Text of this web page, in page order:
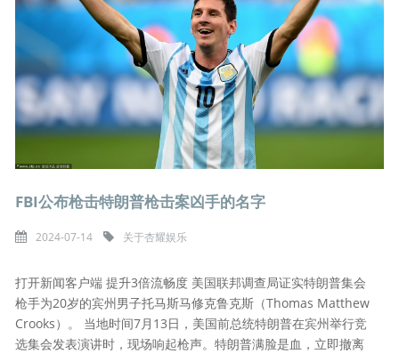
FBI公布枪击特朗普枪击案凶手的名字
2024-07-14 关于杏耀娱乐
打开新闻客户端 提升3倍流畅度 美国联邦调查局证实特朗普集会
枪手为20岁的宾州男子托马斯马修克鲁克斯（Thomas Matthew
Crooks）。 当地时间7月13日，美国前总统特朗普在宾州举行竞
选集会发表演讲时，现场响起枪声。特朗普满脸是血，立即撤离